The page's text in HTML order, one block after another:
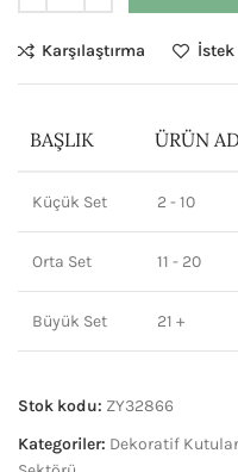
Karşılaştırma
BAŞLIK ÜRÜN
Küçük Set 2 - 10
Orta Set 11 - 20
Büyük Set 21 +
Stok kodu: ZY32866
Kategoriler: Dekoratif Kutular